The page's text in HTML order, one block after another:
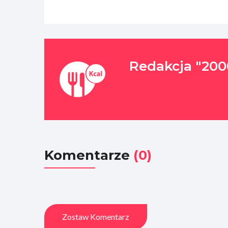
Redakcja
Komentarze (0)
Zostaw Komentarz